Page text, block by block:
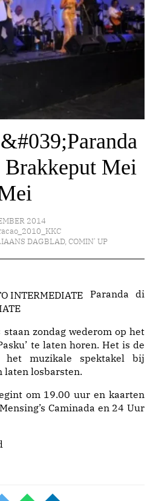
Brakkeput Mei
2014
DAGBLAD, COMIN' UP
Paranda di
zondag wederom op het
te laten horen. Het is de
muzikale spektakel bij
laten losbarsten.
om 19.00 uur en kaarten
Caminada en 24 Uur